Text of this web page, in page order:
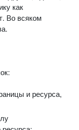
как
Во всяком
и ресурса,